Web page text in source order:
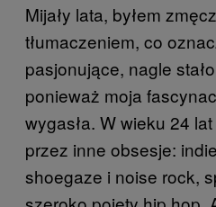
Mijały lata, byłem
tłumaczeniem, co
pasjonujące, nagle
ponieważ moja
wygasła. W wieku 24
przez inne obsesje:
shoegaze i noise rock,